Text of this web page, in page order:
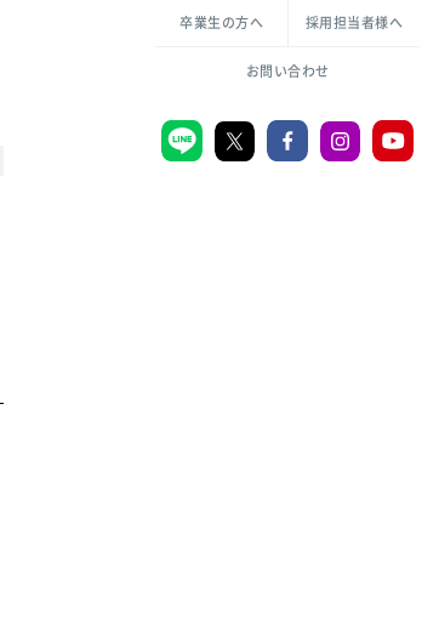
ハラスメントの防止
共生のための多様性宣言
一般教育課程
学芸員課程
図書館司書課程
卒業生の方へ 採用担当者様へ
お問い合わせ